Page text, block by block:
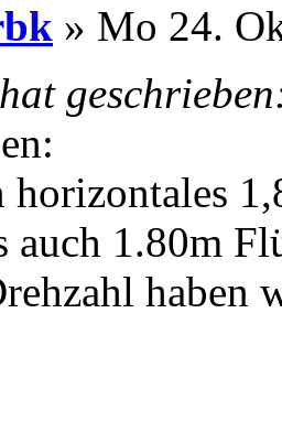
» Mo 24.
horizontales
auch 1.80m
haben